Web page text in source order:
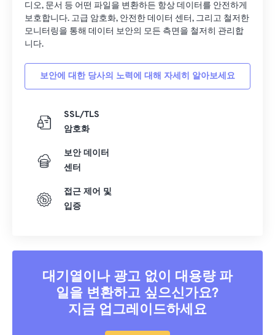
디오, 문서 등 어떤 파일을 변환하든 항상 데이터를 안전하게
보호합니다. 고급 암호화, 안전한 데이터 센터, 그리고 철저한
모니터링을 통해 데이터 보안의 모든 측면을 철저히 관리합
니다.
보안에 대한 당사의 노력에 대해 자세히 알아보세요
SSL/TLS
암호화
보안 데이터
센터
접근 제어 및
입증
대기열이나 광고 없이 대용량 파
일을 변환하고 싶으신가요?
지금 업그레이드하세요